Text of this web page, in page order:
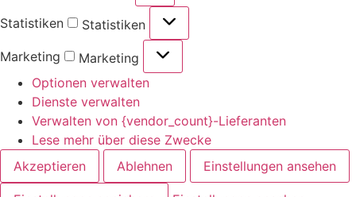
Statistiken Statistiken
Marketing
Marketing
Optionen verwalten
Dienste verwalten
Verwalten von {vendor_count}-Lieferanten
Lese mehr über diese Zwecke
Akzeptieren
Ablehnen Einstellungen ansehen